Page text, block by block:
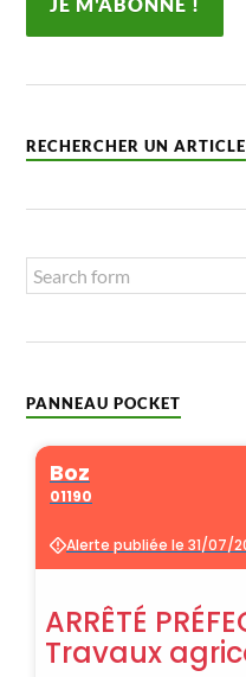
RECHERCHER UN ARTICLE
PANNEAU POCKET